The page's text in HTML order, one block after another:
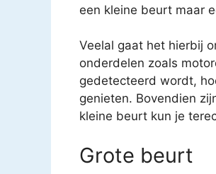
een kleine beurt maar
Veelal gaat het hierbij
onderdelen zoals
gedetecteerd wordt,
genieten. Bovendien
kleine beurt kun je
Grote beurt